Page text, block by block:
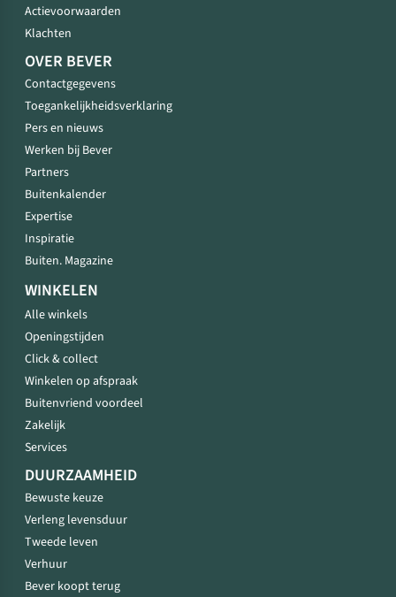
Actievoorwaarden
Klachten
OVER BEVER
Contactgegevens
Toegankelijkheidsverklaring
Pers en nieuws
Werken bij Bever
Partners
Buitenkalender
Expertise
Inspiratie
Buiten. Magazine
WINKELEN
Alle winkels
Openingstijden
Click & collect
Winkelen op afspraak
Buitenvriend voordeel
Zakelijk
Services
DUURZAAMHEID
Bewuste keuze
Verleng levensduur
Tweede leven
Verhuur
Bever koopt terug